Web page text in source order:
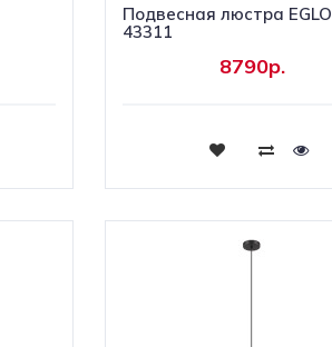
Подвесная люстра EGLO
43311
8790р.
Купить